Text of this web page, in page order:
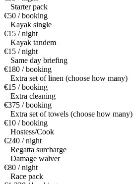
Starter pack
€50 / booking
Kayak single
€15 / night
Kayak tandem
€15 / night
Same day briefing
€180 / booking
Extra set of linen (choose how many)
€15 / booking
Extra cleaning
€375 / booking
Extra set of towels (choose how many)
€10 / booking
Hostess/Cook
€240 / night
Regatta surcharge
Damage waiver
€80 / night
Race pack